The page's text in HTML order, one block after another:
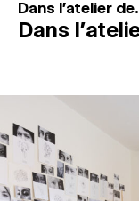
Dans l'atelier
Dans